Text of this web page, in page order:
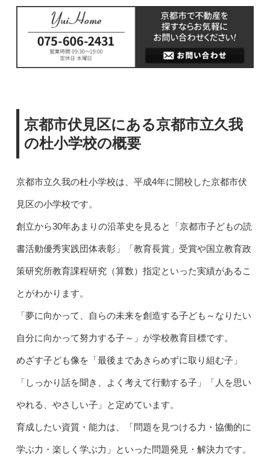
京都市伏見区にある京都市立久我
の杜小学校の概要
京都市立久我の杜小学校は、平成4年に開校した京都市伏
見区の小学校です。
創立から30年あまりの沿革史を見ると「京都市子どもの読
書活動優秀実践団体表彰」「教育長賞」受賞や国立教育政
策研究所教育課程研究（算数）指定といった実績があるこ
とがわかります。
「夢に向かって、自らの未来を創造する子ども～なりたい
自分に向かって努力する子～」が学校教育目標です。
めざす子ども像を「最後まであきらめずに取り組む子」
「しっかり話を聞き、よく考えて行動する子」「人を思い
やれる、やさしい子」と定めています。
育成したい資質・能力は、「問題を見つける力・協働的に
学ぶ力・楽しく学ぶ力」といった問題発見・解決力です。